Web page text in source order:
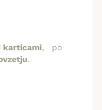
karticami, po
.